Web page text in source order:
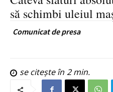
să schimbi uleiul
Comunicat de presa
se citește în 2min.